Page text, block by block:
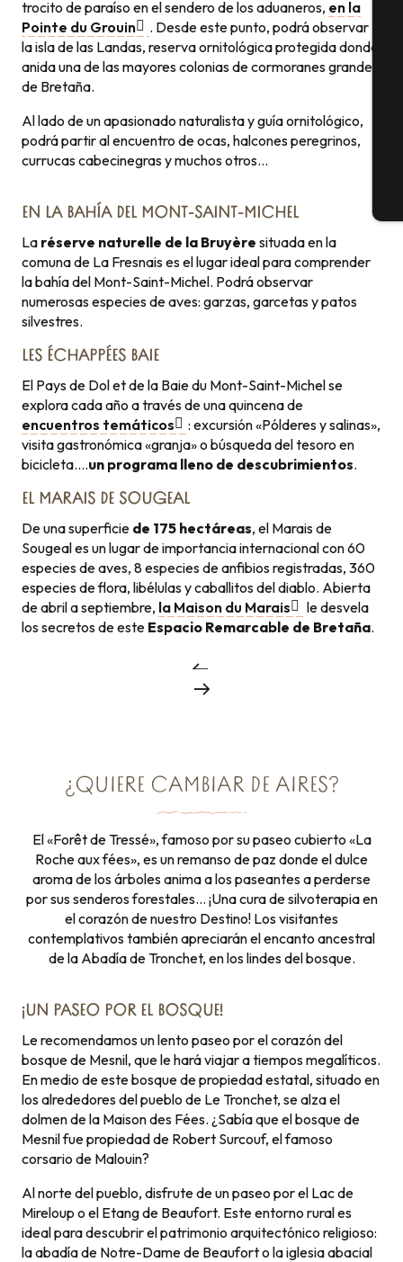
trocito de paraíso en el sendero de los aduaneros, en la
Pointe du Grouin
. Desde este punto, podrá observar
la isla de las Landas, reserva ornitológica protegida donde
anida una de las mayores colonias de cormoranes grandes
de Bretaña.
Al lado de un apasionado naturalista y guía ornitológico,
podrá partir al encuentro de ocas, halcones peregrinos,
currucas cabecinegras y muchos otros…
EN LA BAHÍA DEL MONT-SAINT-MICHEL
La réserve naturelle de la Bruyère situada en la
comuna de La Fresnais es el lugar ideal para comprender
la bahía del Mont-Saint-Michel. Podrá observar
numerosas especies de aves: garzas, garcetas y patos
silvestres.
LES ÉCHAPPÉES BAIE
El Pays de Dol et de la Baie du Mont-Saint-Michel se
explora cada año a través de una quincena de
encuentros temáticos
: excursión «Pólderes y salinas»,
visita gastronómica «granja» o búsqueda del tesoro en
bicicleta….un programa lleno de descubrimientos.
EL MARAIS DE SOUGEAL
De una superficie de 175 hectáreas, el Marais de
Sougeal es un lugar de importancia internacional con 60
especies de aves, 8 especies de anfibios registradas, 360
especies de flora, libélulas y caballitos del diablo. Abierta
de abril a septiembre, la Maison du Marais
le desvela
los secretos de este Espacio Remarcable de Bretaña.
¿QUIERE CAMBIAR DE AIRES?
El «Forêt de Tressé», famoso por su paseo cubierto «La
Roche aux fées», es un remanso de paz donde el dulce
aroma de los árboles anima a los paseantes a perderse
por sus senderos forestales… ¡Una cura de silvoterapia en
el corazón de nuestro Destino! Los visitantes
contemplativos también apreciarán el encanto ancestral
de la Abadía de Tronchet, en los lindes del bosque.
¡UN PASEO POR EL BOSQUE!
Le recomendamos un lento paseo por el corazón del
bosque de Mesnil, que le hará viajar a tiempos megalíticos.
En medio de este bosque de propiedad estatal, situado en
los alrededores del pueblo de Le Tronchet, se alza el
dolmen de la Maison des Fées. ¿Sabía que el bosque de
Mesnil fue propiedad de Robert Surcouf, el famoso
corsario de Malouin?
Al norte del pueblo, disfrute de un paseo por el Lac de
Mireloup o el Etang de Beaufort. Este entorno rural es
ideal para descubrir el patrimonio arquitectónico religioso:
la abadía de Notre-Dame de Beaufort o la iglesia abacial